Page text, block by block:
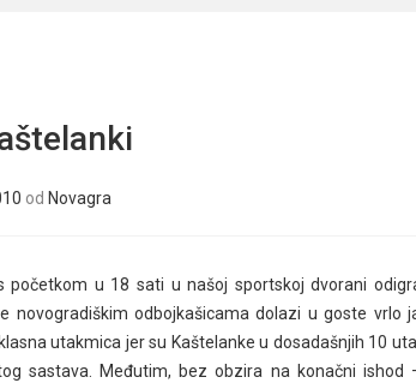
od Novagra
početkom u 18 sati u našoj sportskoj dvorani
novogradiškim odbojkašicama dolazi u goste vrlo
utakmica jer su Kaštelanke u dosadašnjih 10
sastava. Međutim, bez obzira na konačni ishod